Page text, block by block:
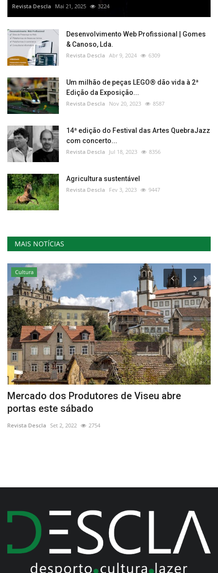
Revista Descla Mai 21, 2025 3224
Desenvolvimento Web Profissional | Gomes
& Canoso, Lda.
Revista Descla Abr 9, 2024 6309
Um milhão de peças LEGO® dão vida à 2ª
Edição da Exposição...
Revista Descla Nov 20, 2023 8587
14ª edição do Festival das Artes QuebraJazz
com concerto...
Revista Descla Jul 18, 2023 8356
Agricultura sustentável
Revista Descla Fev 3, 2023 9447
MAIS NOTÍCIAS
Cultura
Mercado dos Produtores de Viseu abre
portas este sábado
Revista Descla Set 2, 2022 2754